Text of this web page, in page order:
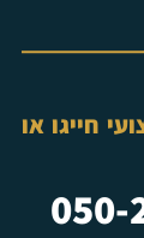
חייגו או
050-